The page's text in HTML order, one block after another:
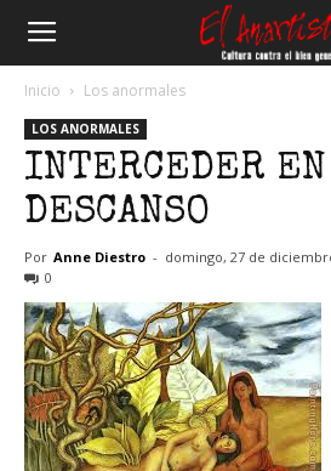
Anartista
Inicio Los anormales
LOS ANORMALES
INTERCEDER
DESCANSO
Por Anne Diestro - domingo, 27 de
0